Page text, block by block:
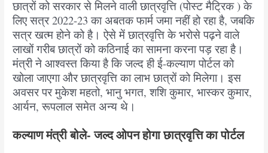
छात्रों को सरकार से मिलने वाली छात्रवृत्ति (पोस्ट मैट्रिक ) के
लिए सत्र 2022-23 का अबतक फार्म जमा नहीं हो रहा है, जबकि
सत्र खत्म होने को है। ऐसे में छात्रवृत्ति के भरोसे पढ़ने वाले
लाखों गरीब छात्रों को कठिनाई का सामना करना पड़ रहा है।
मंत्री ने आश्वस्त किया है कि जल्द ही ई-कल्याण पोर्टल को
खोला जाएगा और छात्रवृत्ति का लाभ छात्रों को मिलेगा। इस
अवसर पर मुकेश महतो, भानु भगत, शशि कुमार, भास्कर कुमार,
आर्यन, रूपलाल समेत अन्य थे।
कल्याण मंत्री बोले- जल्द ओपन होगा छात्रवृत्ति का पोर्टल